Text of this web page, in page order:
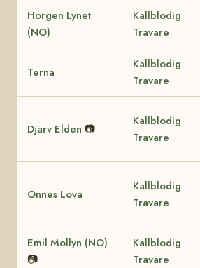
Horgen Lynet
(NO)
Kallblodig
Travare
Terna
Kallblodig
Travare
Djärv Elden 📷
Kallblodig
Travare
Önnes Lova
Kallblodig
Travare
Emil Mollyn (NO)
📷
Kallblodig
Travare